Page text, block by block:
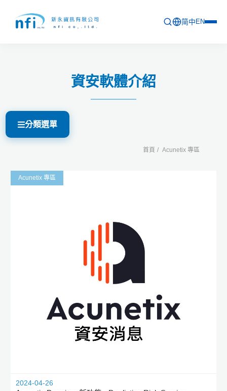
資安軟體介紹
最新活動
產品列表
简中EN
首頁 Acunetix 專區
分類選單
Acunetix 專區
2024-04-26